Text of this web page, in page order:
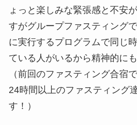
ょっと楽しみな緊張感と不安
すがグループファスティング
に実行するプログラムで同じ
ている人がいるから精神的にも
（前回のファスティング合宿
24時間以上のファスティング
す！）